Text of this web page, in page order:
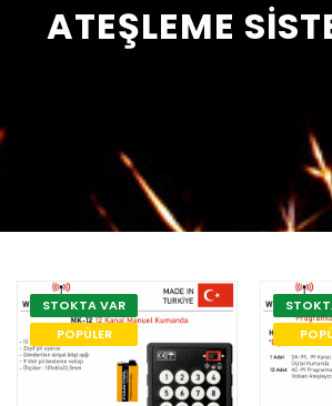
ATEŞLEME
STOKTA VAR
POPÜLER